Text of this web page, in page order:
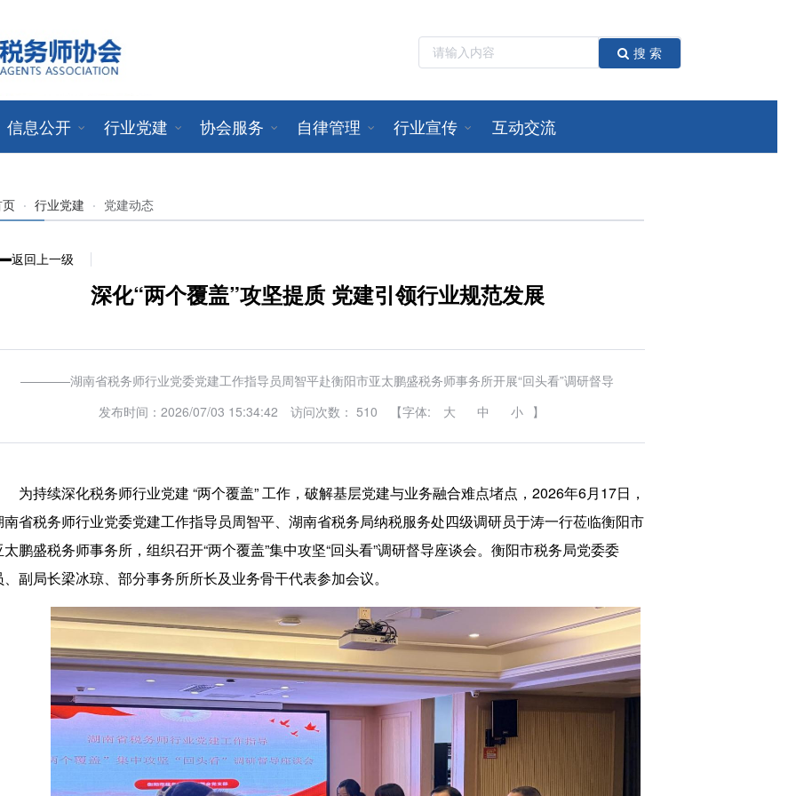
搜 索
信息公开 行业党建 协会服务 自律管理 行业宣传 互动交流
· 行业党建 · 党建动态
返回上一级
深化“两个覆盖”攻坚提质 党建引领行业规范发展
————湖南省税务师行业党委党建工作指导员周智平赴衡阳市亚太鹏盛税务师事务所开展“回头看”调研督导
发布时间：2026/07/03 15:34:42
访问次数： 510 【字体: 大 中 小 】
为持续深化税务师行业党建 “两个覆盖” 工作，破解基层党建与业务融合难点堵点，2026年6月17日，
南省税务师行业党委党建工作指导员周智平、湖南省税务局纳税服务处四级调研员于涛一行莅临衡阳市
太鹏盛税务师事务所，组织召开“两个覆盖”集中攻坚“回头看”调研督导座谈会。衡阳市税务局党委委
、副局长梁冰琼、部分事务所所长及业务骨干代表参加会议。